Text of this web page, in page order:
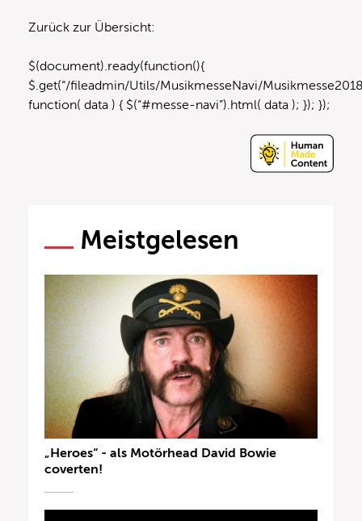
Zurück zur Übersicht:
$(document).ready(function(){
$.get(“/fileadmin/Utils/MusikmesseNavi/
function( data ) { $(“#messe-navi”).html( data ); }); });
Meistgelesen
„Heroes“ - als Motörhead David Bowie
coverten!